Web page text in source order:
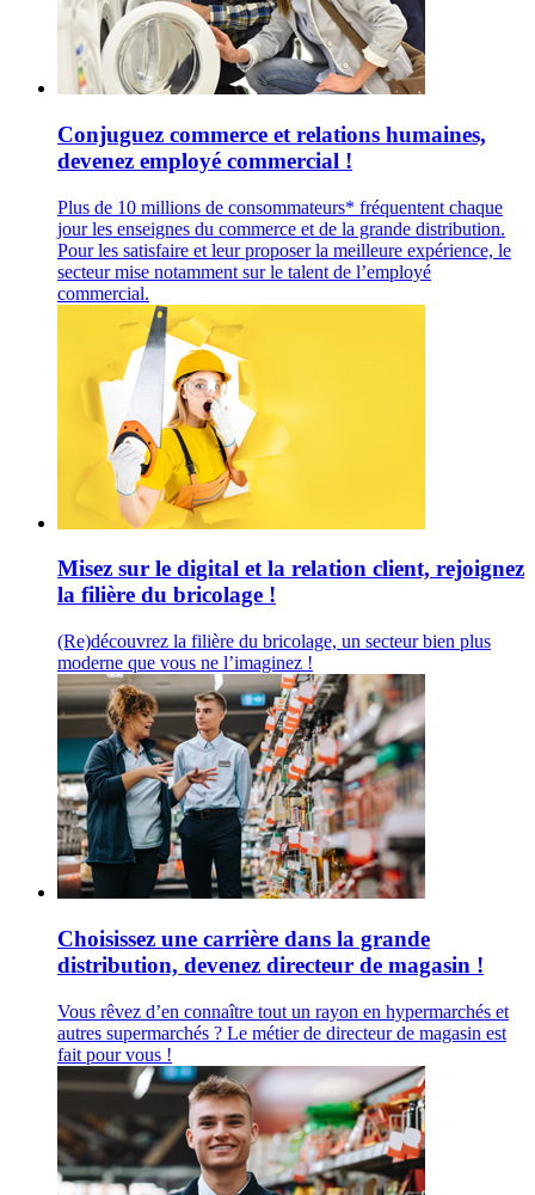
Conjuguez commerce et relations humaines,
devenez employé commercial !
Plus de 10 millions de consommateurs* fréquentent chaque
jour les enseignes du commerce et de la grande distribution.
Pour les satisfaire et leur proposer la meilleure expérience, le
secteur mise notamment sur le talent de l’employé
commercial.
Misez sur le digital et la relation client, rejoignez
la filière du bricolage !
(Re)découvrez la filière du bricolage, un secteur bien plus
moderne que vous ne l’imaginez !
Choisissez une carrière dans la grande
distribution, devenez directeur de magasin !
Vous rêvez d’en connaître tout un rayon en hypermarchés et
autres supermarchés ? Le métier de directeur de magasin est
fait pour vous !